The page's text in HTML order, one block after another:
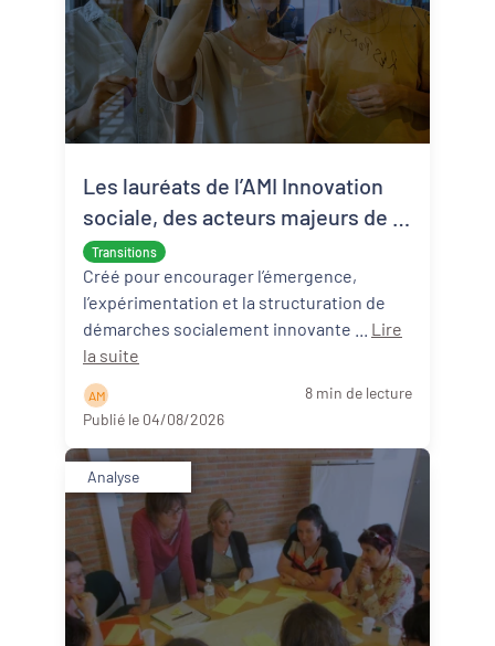
Transitions
Les lauréats de l’AMI Innovation
sociale, des acteurs majeurs de la
transition écologique et sociale
Créé pour encourager l’émergence,
l’expérimentation et la structuration de
Lire
la suite
A M
8 min de lecture
Publié le 04/08/2026
Analyse